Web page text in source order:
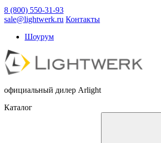
8 (800) 550-31-93
sale@lightwerk.ru Контакты
Шоурум
официальный дилер Arlight
Каталог